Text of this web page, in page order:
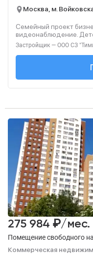
Москва, м.
Семейный проект
видеонаблюдение.
+7
Помещение свободного
Коммерческая
275 984 ₽/мес.